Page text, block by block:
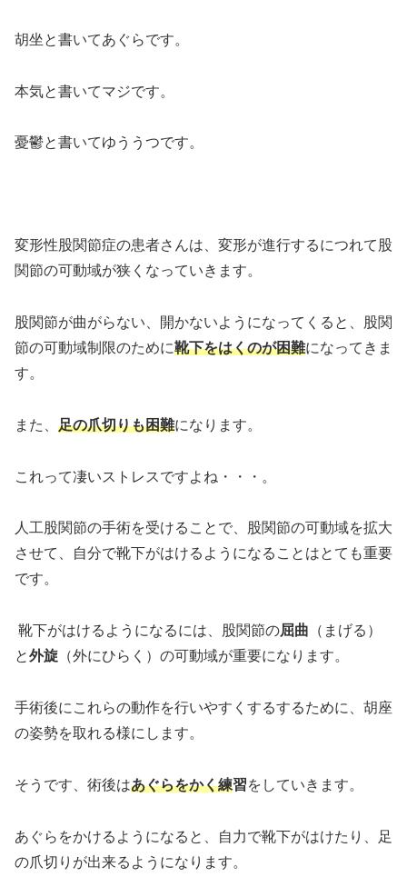
胡坐と書いてあぐらです。
本気と書いてマジです。
憂鬱と書いてゆううつです。
変形性股関節症の患者さんは、変形が進行するにつれて股
関節の可動域が狭くなっていきます。
股関節が曲がらない、開かないようになってくると、股関
節の可動域制限のために靴下をはくのが困難になってきま
す。
また、 足の爪切りも困難になります。
これって凄いストレスですよね・・・。
人工股関節の手術を受けることで、股関節の可動域を拡大
させて、自分で靴下がはけるようになることはとても重要
です。
靴下がはけるようになるには、股関節の屈曲 （まげる）
と外旋 （外にひらく）の可動域が重要になります。
手術後にこれらの動作を行いやすくするするために、胡座
の姿勢を取れる様にします。
そうです、術後はあぐらをかく練習をしていきます。
あぐらをかけるようになると、自力で靴下がはけたり、足
の爪切りが出来るようになります。